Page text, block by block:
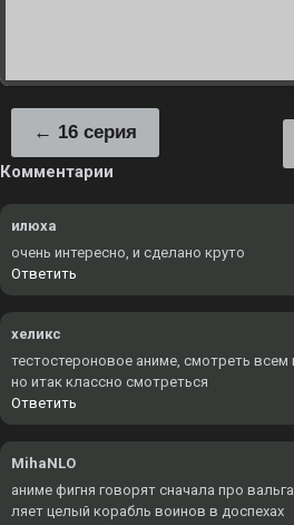
16 серия
Комментарии
илюха
очень интересно, и сделано круто
Ответить
хеликс
тестостероновое аниме, смотреть
но итак классно смотреться
Ответить
MihaNLO
аниме фигня говорят сначала про
ляет целый корабль воинов в доспехах